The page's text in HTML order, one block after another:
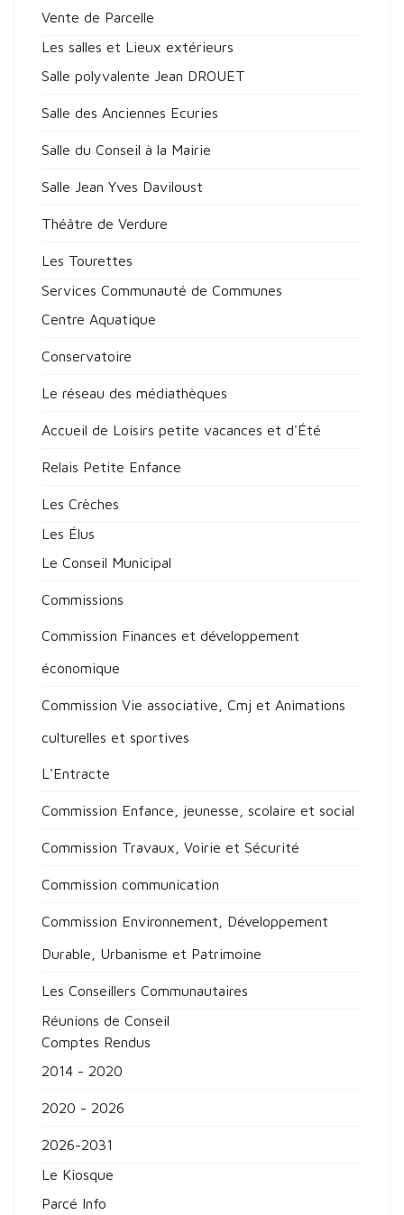
Vente de Parcelle
Les salles et Lieux extérieurs
Salle polyvalente Jean DROUET
Salle des Anciennes Ecuries
Salle du Conseil à la Mairie
Salle Jean Yves Daviloust
Théâtre de Verdure
Les Tourettes
Services Communauté de Communes
Centre Aquatique
Conservatoire
Le réseau des médiathèques
Accueil de Loisirs petite vacances et d'Été
Relais Petite Enfance
Les Crèches
Les Élus
Le Conseil Municipal
Commissions
Commission Finances et développement
économique
Commission Vie associative, Cmj et Animations
culturelles et sportives
L'Entracte
Commission Enfance, jeunesse, scolaire et social
Commission Travaux, Voirie et Sécurité
Commission communication
Commission Environnement, Développement
Durable, Urbanisme et Patrimoine
Les Conseillers Communautaires
Réunions de Conseil
Comptes Rendus
2014 - 2020
2020 - 2026
2026-2031
Le Kiosque
Parcé Info